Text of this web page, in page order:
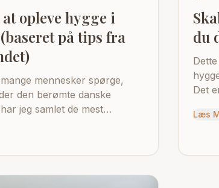
opleve hygge i
på tips fra
mennesker spørge,
den berømte danske
jeg samlet de mest
du
Det
Læs